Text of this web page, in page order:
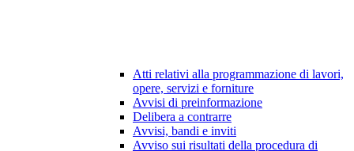
Atti relativi alla programmazione di lavori,
opere, servizi e forniture
Avvisi di preinformazione
Delibera a contrarre
Avvisi, bandi e inviti
Avviso sui risultati della procedura di